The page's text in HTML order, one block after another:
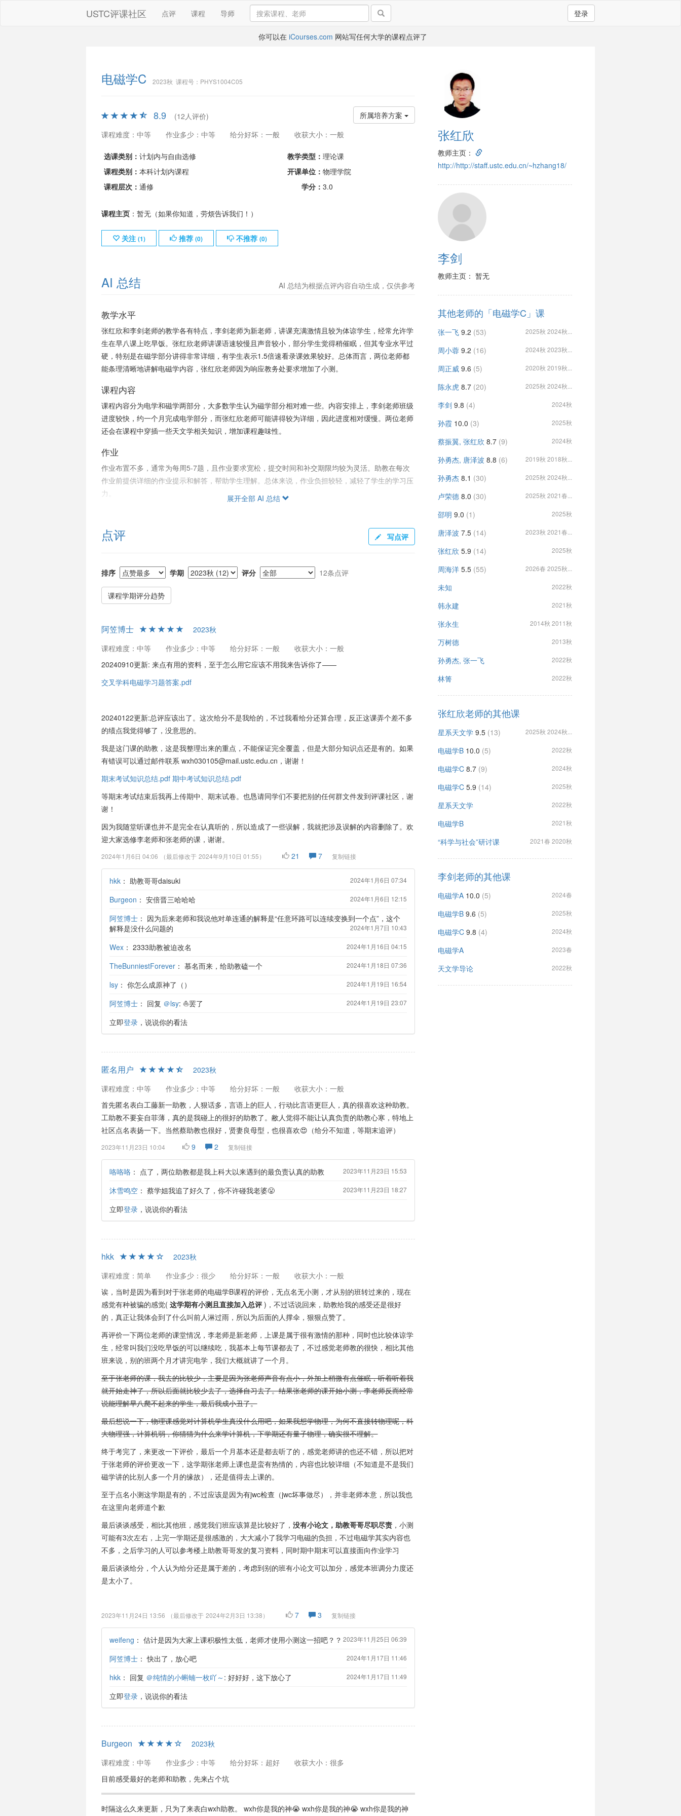
USTC评课社区 点评 课程 导师 登录
你可以在 iCourses.com 网站写任何大学的课程点评了
电磁学C 2023秋 课程号：PHYS1004C05
所属培养方案
8.9
(12人评价)
课程难度：中等
作业多少：中等 给分好坏：一般 收获大小：一般
选课类别： 计划内与自由选修 教学类型： 理论课
课程类别： 本科计划内课程 开课单位： 物理学院
课程层次： 通修 学分： 3.0
课程主页：暂无（如果你知道，劳烦告诉我们！）
关注 (1) 推荐 (0) 不推荐 (0)
AI 总结 AI 总结为根据点评内容自动生成，仅供参考
教学水平
张红欣和李剑老师的教学各有特点，李剑老师为新老师，讲课充满激情且较为体谅学生，经常允许学
生在早八课上吃早饭。张红欣老师讲课语速较慢且声音较小，部分学生觉得稍催眠，但其专业水平过
硬，特别是在磁学部分讲得非常详细，有学生表示1.5倍速看录课效果较好。总体而言，两位老师都
能条理清晰地讲解电磁学内容，张红欣老师因为响应教务处要求增加了小测。
课程内容
课程内容分为电学和磁学两部分，大多数学生认为磁学部分相对难一些。内容安排上，李剑老师班级
进度较快，约一个月完成电学部分，而张红欣老师可能讲得较为详细，因此进度相对缓慢。两位老师
还会在课程中穿插一些天文学相关知识，增加课程趣味性。
作业
作业布置不多，通常为每周5-7题，且作业要求宽松，提交时间和补交期限均较为灵活。助教在每次
作业前提供详细的作业提示和解答，帮助学生理解。总体来说，作业负担较轻，减轻了学生的学习压
力。
考试包括期中和期末，各占总评比例不同。期中考试考查电学知识，期末考查电学和磁学。助教提供
了期中、期末考试复习资料，其中期末考试的复习资料还押中了一部分题目。考试难度适中，通过认
给分
大多数学生认为给分合理，但存在调分力度不大的情况。一些学生反映优秀率可能给满但高分段调分
力度较小。小测虽然是额外加分，但其影响也显著，尤其对少到课的学生影响较大。部分学生表示因
助教表现出色，被多名学生高度评价为“人狠话多，言语巨人，行动更巨人”。助教不仅提供详细的复
习资料，还在作业和考试前给出特别提示，尽职尽责，减轻学生负担，非常受学生欢迎。
总体评价
考试安排合理，助教非常尽责且对学生帮助很大。给分相对公平，但高分段调分力度可能略显不足。
选课建议上，少计和计算机专业的学生普遍认为这门课难度适中且得分较容易，适合作为基础物理补
充课程。
展开全部 AI 总结
点评 写点评
排序 学期 评分 12条点评
课程学期评分趋势
阿笠博士
2023秋
课程难度：中等
作业多少：中等 给分好坏：一般
收获大小：一般
20240910更新: 来点有用的资料，至于怎么用它应该不用我来告诉你了——
交叉学科电磁学习题答案.pdf
20240122更新:总评应该出了。这次给分不是我给的，不过我看给分还算合理，反正这课弄个差不多
的绩点我觉得够了，没意思的。
我是这门课的助教，这是我整理出来的重点，不能保证完全覆盖，但是大部分知识点还是有的。如果
有错误可以通过邮件联系 wxh030105@mail.ustc.edu.cn，谢谢！
期末考试知识总结.pdf 期中考试知识总结.pdf
等期末考试结束后我再上传期中、期末试卷。也恳请同学们不要把别的任何群文件发到评课社区，谢
谢！
因为我随堂听课也并不是完全在认真听的，所以造成了一些误解，我就把涉及误解的内容删除了。欢
迎大家选修李老师和张老师的课，谢谢。
2024年1月6日 04:06 （最后修改于 2024年9月10日 01:55） 21 7 复制链接
hkk： 助教哥哥daisuki 2024年1月6日 07:34
Burgeon ： 安倍晋三哈哈哈 2024年1月6日 12:15
阿笠博士： 因为后来老师和我说他对单连通的解释是“任意环路可以连续变换到一个点”，这个
解释是没什么问题的
2024年1月7日 10:43
Wex： 2333助教被迫改名 2024年1月16日 04:15
TheBunniestForever： 慕名而来，给助教磕一个 2024年1月18日 07:36
lsy： 你怎么成原神了（） 2024年1月19日 16:54
阿笠博士： 回复 ＠lsy: ⛵️罢了 2024年1月19日 23:07
立即登录，说说你的看法
匿名用户
2023秋
课程难度：中等
作业多少：中等 给分好坏：一般
收获大小：一般
首先匿名表白工藤新一助教，人狠话多，言语上的巨人，行动比言语更巨人，真的很喜欢这种助教。
工助教不要妄自菲薄，真的是我碰上的很好的助教了。敝人觉得不能让认真负责的助教心寒，特地上
社区点名表扬一下。当然蔡助教也很好，贤妻良母型，也很喜欢😍（给分不知道，等期末追评）
2023年11月23日 10:04 9 2 复制链接
咯咯咯： 点了，两位助教都是我上科大以来遇到的最负责认真的助教 2023年11月23日 15:53
沐雪鸣空： 蔡学姐我追了好久了，你不许碰我老婆😤 2023年11月23日 18:27
立即登录，说说你的看法
hkk
2023秋
课程难度：简单
作业多少：很少 给分好坏：一般
收获大小：一般
诶，当时是因为看到对于张老师的电磁学B课程的评价，无点名无小测，才从别的班转过来的，现在
感觉有种被骗的感觉( 这学期有小测且直接加入总评)，不过话说回来，助教给我的感受还是很好
的，真正让我体会到了什么叫前人淋过雨，所以为后面的人撑伞，狠狠点赞了。
再评价一下两位老师的课堂情况，李老师是新老师，上课是属于很有激情的那种，同时也比较体谅学
生，经常叫我们没吃早饭的可以继续吃，我基本上每节课都去了，不过感觉老师教的很快，相比其他
班来说，别的班两个月才讲完电学，我们大概就讲了一个月。
至于张老师的课，我去的比较少，主要是因为张老师声音有点小，外加上稍微有点催眠，听着听着我
就开始走神了，所以后面就比较少去了，选择自习去了。结果张老师的课开始小测，李老师反而经常
说能理解早八爬不起来的学生，最后我成小丑了。
最后想说一下，物理课感觉对计算机学生真没什么用吧，如果我想学物理，为何不直接转物理呢，科
大物理强，计算机弱，你猜猜为什么来学计算机，下学期还有量子物理，确实很不理解。
终于考完了，来更改一下评价，最后一个月基本还是都去听了的，感觉老师讲的也还不错，所以把对
于张老师的评价更改一下，这学期张老师上课也是蛮有热情的，内容也比较详细（不知道是不是我们
磁学讲的比别人多一个月的缘故），还是值得去上课的。
至于点名小测这学期是有的，不过应该是因为有jwc检查（jwc坏事做尽），并非老师本意，所以我也
在这里向老师道个歉
最后谈谈感受，相比其他班，感觉我们班应该算是比较好了， 没有小论文，助教哥哥尽职尽责，小测
可能有3次左右，上完一学期还是很感激的，大大减小了我学习电磁的负担，不过电磁学其实内容也
不多，之后学习的人可以参考楼上助教哥哥发的复习资料，同时期中期末可以直接面向作业学习
最后谈谈给分，个人认为给分还是属于差的，考虑到别的班有小论文可以加分，感觉本班调分力度还
是太小了。
2023年11月24日 13:56 （最后修改于 2024年2月3日 13:38） 7 3 复制链接
weifeng ： 估计是因为大家上课积极性太低，老师才使用小测这一招吧？？ 2023年11月25日 06:39
阿笠博士：快出了，放心吧 2024年1月17日 11:46
hkk： 回复 ＠纯情的小蝌蝻一枚吖～ : 好好好，这下放心了 2024年1月17日 11:49
立即登录，说说你的看法
Burgeon
2023秋
课程难度：中等
作业多少：中等 给分好坏：超好
收获大小：很多
目前感受最好的老师和助教，先来占个坑
时隔这么久来更新，只为了来表白wxh助教。 wxh你是我的神😭 wxh你是我的神😭 wxh你是我的神
张红欣
教师主页：
http://http://staff.ustc.edu.cn/~hzhang18/
李剑
教师主页： 暂无
其他老师的「电磁学C」课
张一飞 9.2 (53) 2025秋 2024秋...
周小蓉 9.2 (16) 2024秋 2023秋...
周正威 9.6 (5) 2020秋 2019秋...
陈永虎 8.7 (20) 2025秋 2024秋...
李剑 9.8 (4) 2024秋
孙霞 10.0 (3) 2025秋
蔡振翼, 张红欣 8.7 (9) 2024秋
孙勇杰, 唐泽波 8.8 (6) 2019秋 2018秋...
孙勇杰 8.1 (30) 2025秋 2024秋...
卢荣德 8.0 (30) 2025秋 2021春...
邵明 9.0 (1) 2025秋
唐泽波 7.5 (14) 2023秋 2021春...
张红欣 5.9 (14) 2025秋
周海洋 5.5 (55) 2026春 2025秋...
未知 2022秋
韩永建 2021秋
张永生 2014秋 2011秋
万树德 2013秋
孙勇杰, 张一飞 2022秋
林箐 2022秋
张红欣老师的其他课
星系天文学 9.5 (13) 2025秋 2024秋...
电磁学B 10.0 (5) 2022秋
电磁学C 8.7 (9) 2024秋
电磁学C 5.9 (14) 2025秋
星系天文学 2022秋
电磁学B 2021秋
“科学与社会”研讨课 2021春 2020秋
李剑老师的其他课
电磁学A 10.0 (5) 2024春
电磁学B 9.6 (5) 2025秋
电磁学C 9.8 (4) 2024秋
电磁学A 2023春
天文学导论 2022秋